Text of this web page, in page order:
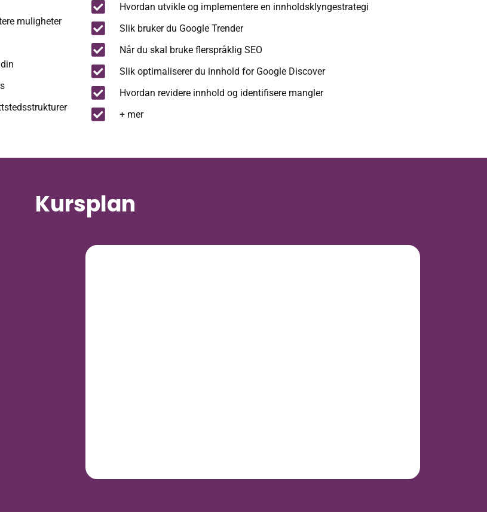
muligheter
Hvordan utvikle og implementere en innholdsklyngestrategi
Slik bruker du Google Trender
Når du skal bruke flerspråklig SEO
Slik optimaliserer du innhold for Google Discover
Hvordan revidere innhold og identifisere mangler
+ mer
Kursplan